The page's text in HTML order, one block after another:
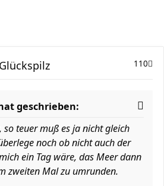
110
geschrieben:
so teuer muß es ja nicht gleich
noch ob nicht auch der
ein Tag wäre, das Meer dann
zweiten Mal zu umrunden.